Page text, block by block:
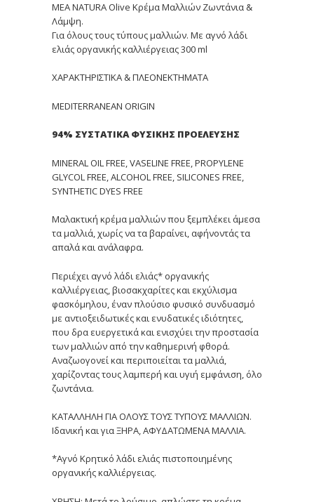
MEA NATURA Olive Κρέμα Μαλλιών Ζωντάνια &
Λάμψη.
Για όλους τους τύπους μαλλιών. Με αγνό λάδι
ελιάς οργανικής καλλιέργειας 300 ml
ΧΑΡΑΚΤΗΡΙΣΤΙΚΑ & ΠΛΕΟΝΕΚΤΗΜΑΤΑ
MEDITERRANEAN ORIGIN
94% ΣΥΣΤΑΤΙΚΑ ΦΥΣΙΚΗΣ ΠΡΟΕΛΕΥΣΗΣ
MINERAL OIL FREE, VASELINE FREE, PROPYLENE
GLYCOL FREE, ALCOHOL FREE, SILICONES FREE,
SYNTHETIC DYES FREE
Μαλακτική κρέμα μαλλιών που ξεμπλέκει άμεσα
τα μαλλιά, χωρίς να τα βαραίνει, αφήνοντάς τα
απαλά και ανάλαφρα.
Περιέχει αγνό λάδι ελιάς* οργανικής
καλλιέργειας, βιοσακχαρίτες και εκχύλισμα
φασκόμηλου, έναν πλούσιο φυσικό συνδυασμό
με αντιοξειδωτικές και ενυδατικές ιδιότητες,
που δρα ευεργετικά και ενισχύει την προστασία
των μαλλιών από την καθημερινή φθορά.
Αναζωογονεί και περιποιείται τα μαλλιά,
χαρίζοντας τους λαμπερή και υγιή εμφάνιση, όλο
ζωντάνια.
ΚΑΤΑΛΛΗΛΗ ΓΙΑ ΟΛΟΥΣ ΤΟΥΣ ΤΥΠΟΥΣ ΜΑΛΛΙΩΝ.
Ιδανική και για ΞΗΡΑ, ΑΦΥΔΑΤΩΜΕΝΑ ΜΑΛΛΙΑ.
*Aγνό Κρητικό λάδι ελιάς πιστοποιημένης
οργανικής καλλιέργειας.